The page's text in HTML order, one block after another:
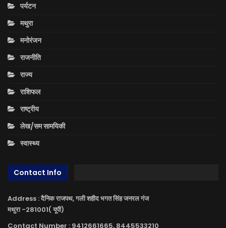
पर्यटन
मथुरा
मनोरंजन
राजनीति
राज्य
राशिफल
राष्ट्रीय
लेख/सम सामयिकी
स्वास्थ्य
Contact Info
Address : दैनिक राजपथ, गली शहीद भगत सिंह जनरल गंज
मथुरा -281001( यूपी)
Contact Number : 9412661665, 8445533210